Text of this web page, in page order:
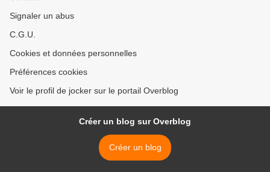
Signaler un abus
C.G.U.
Cookies et données personnelles
Préférences cookies
Voir le profil de jocker sur le portail Overblog
Créer un blog sur Overblog
Créer un blog